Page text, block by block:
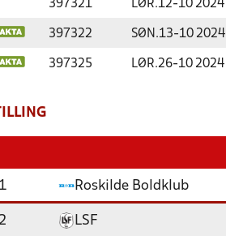
397321 LØR.12-10 2024
397322 SØN.13-10 2024
397325 LØR.26-10 2024
1 Roskilde Boldklub
2 LSF